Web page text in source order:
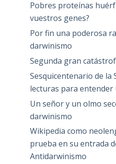
Pobres proteínas
vuestros genes?
Por fin una poderosa
darwinismo
Segunda gran
Sesquicentenario de la
lecturas para
Un señor y un olmo
darwinismo
Wikipedia como
prueba en su entrada
Antidarwinismo